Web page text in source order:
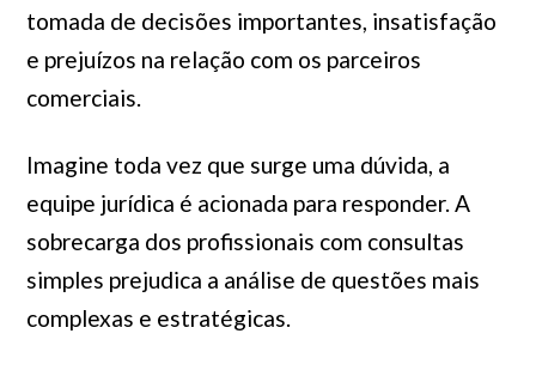
tomada de decisões importantes, insatisfação
e prejuízos na relação com os parceiros
comerciais.
Imagine toda vez que surge uma dúvida, a
equipe jurídica é acionada para responder. A
sobrecarga dos profissionais com consultas
simples prejudica a análise de questões mais
complexas e estratégicas.